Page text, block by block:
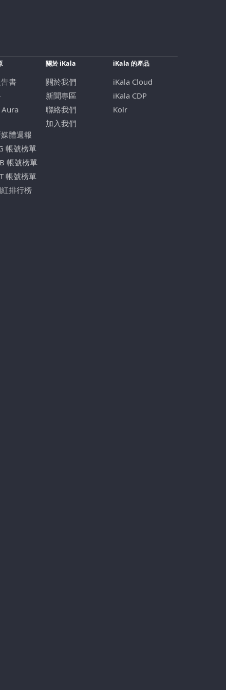
書
體週報
帳號榜單
帳號榜單
帳號榜單
排行榜
關於 iKala
關於我們
新聞專區
聯絡我們
加入我們
iKala 的產品
iKala Cloud
iKala CDP
Kolr